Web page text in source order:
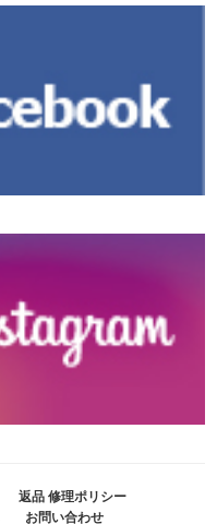
返品 修理ポリシー
お問い合わせ